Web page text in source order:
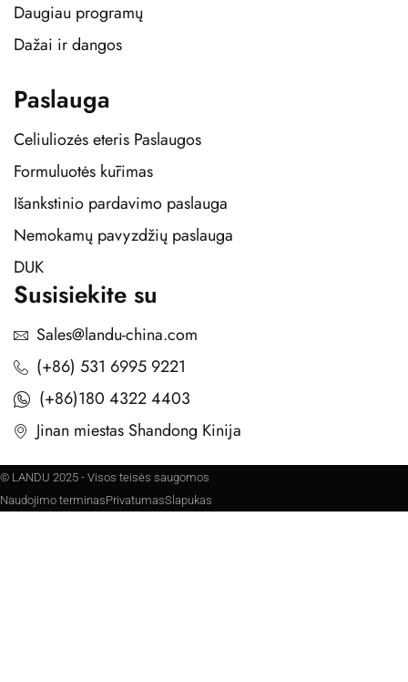
Daugiau programų
Dažai ir dangos
Paslauga
Celiuliozės eteris Paslaugos
Formuluotės kūrimas
Išankstinio pardavimo paslauga
Nemokamų pavyzdžių paslauga
DUK
Susisiekite su
Sales@landu-china.com
(+86) 531 6995 9221
(+86)180 4322 4403
Jinan miestas Shandong Kinija
© LANDU 2025 - Visos teisės saugomos
Naudojimo terminasPrivatumasSlapukas